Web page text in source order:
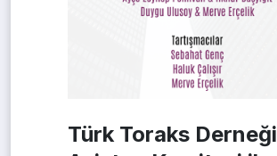
Türk Toraks Derneği